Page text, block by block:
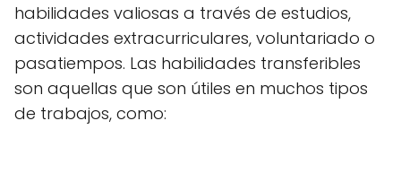
habilidades valiosas a través de estudios,
actividades extracurriculares, voluntariado o
pasatiempos. Las habilidades transferibles
son aquellas que son útiles en muchos tipos
de trabajos, como: